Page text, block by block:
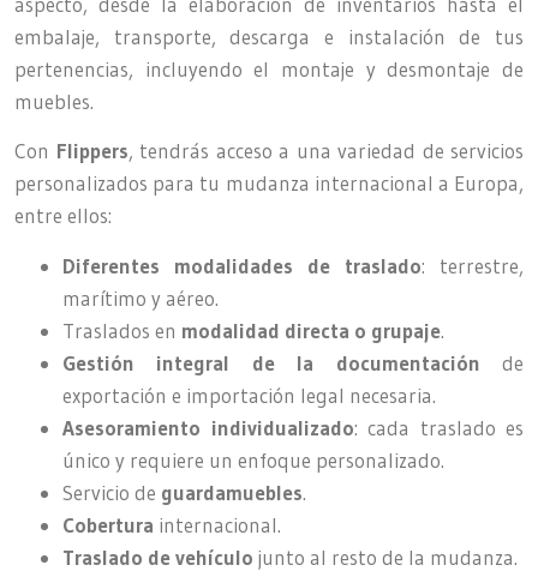
embalaje, transporte, descarga e instalación de tus
pertenencias, incluyendo el montaje y desmontaje de
muebles.
Con Flippers, tendrás acceso a una variedad de servicios
personalizados para tu mudanza internacional a Europa,
entre ellos:
Diferentes modalidades de traslado: terrestre,
marítimo y aéreo.
Traslados en modalidad directa o grupaje.
Gestión integral de la documentación de
exportación e importación legal necesaria.
Asesoramiento individualizado: cada traslado es
único y requiere un enfoque personalizado.
Servicio de guardamuebles.
Cobertura internacional.
Traslado de vehículo junto al resto de la mudanza.